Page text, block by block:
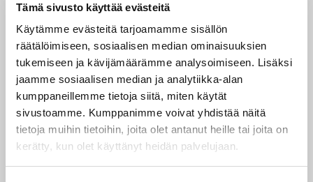
Tämä sivusto käyttää evästeitä
Käytämme evästeitä tarjoamamme sisällön
räätälöimiseen, sosiaalisen median ominaisuuksien
tukemiseen ja kävijämäärämme analysoimiseen. Lisäksi
jaamme sosiaalisen median ja analytiikka-alan
kumppaneillemme tietoja siitä, miten käytät
sivustoamme. Kumppanimme voivat yhdistää näitä
tietoja muihin tietoihin, joita olet antanut heille tai joita on
kerätty, kun olet käyttänyt heidän palvelujaan.
Vesiviljelystrategia tavoittelee
kestävää kasvua
Vesiviljelystrategian tavoitteena on tehdä
vesiviljelystäkestävän kasvun toimiala vuoteen 2030
mennessä nostamalla Manner-Suomen tuotanto 25
000 tonniin vuodessa ja kasvatetun kalan
kotimaisuusaste yli 50 prosenttiin. Vesiviljelyllä on